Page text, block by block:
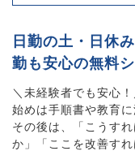
日勤の土・日休
勤も安心の無料
＼未経験者でも安心！
始めは手順書や教育
その後は、「こうす
か」「ここを改善す